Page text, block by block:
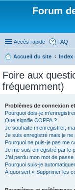
Forum
Accès rapide FAQ
Accueil du site Index
Foire aux
fréquemment)
Problèmes de connexion
Pourquoi dois-je
Que signifie COPPA ?
Je souhaite m’enregistrer,
Je suis enregistré mais je
Pourquoi ne puis-je pas me
Je me suis enregistré par le
J’ai perdu mon mot de passe
Pourquoi suis-je
À quoi sert « Supprimer les